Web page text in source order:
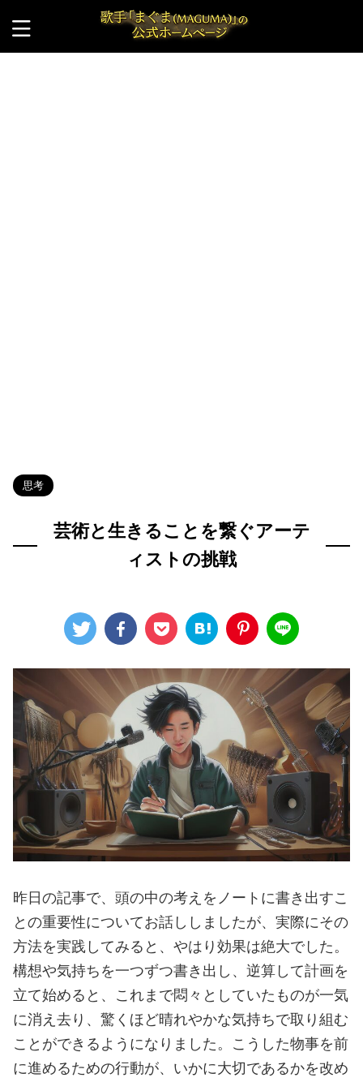
思考
芸術と生きることを繋ぐアーテ
ィストの挑戦
昨日の記事で、頭の中の考えをノートに書き出すこ
との重要性についてお話ししましたが、実際にその
方法を実践してみると、やはり効果は絶大でした。
構想や気持ちを一つずつ書き出し、逆算して計画を
立て始めると、これまで悶々としていたものが一気
に消え去り、驚くほど晴れやかな気持ちで取り組む
ことができるようになりました。こうした物事を前
に進めるための行動が、いかに大切であるかを改め